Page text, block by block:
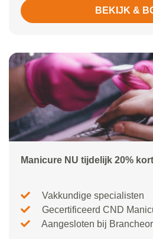
BEKIJK &
Manicure NU tijdelijk 20%
Vakkundige specialisten
Gecertificeerd CND
Aangesloten bij